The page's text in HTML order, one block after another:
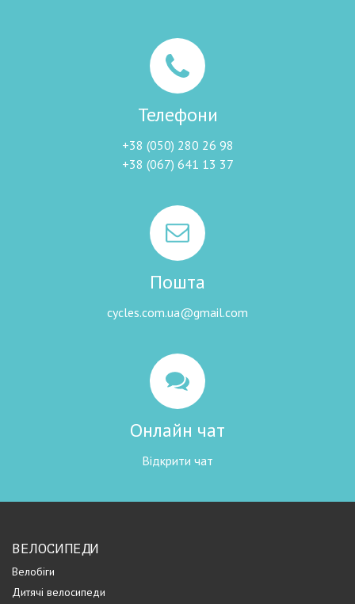
Телефони
+38 (050) 280 26 98
+38 (067) 641 13 37
Пошта
cycles.com.ua@gmail.com
Онлайн чат
Відкрити чат
ВЕЛОСИПЕДИ
Велобіги
Дитячі велосипеди